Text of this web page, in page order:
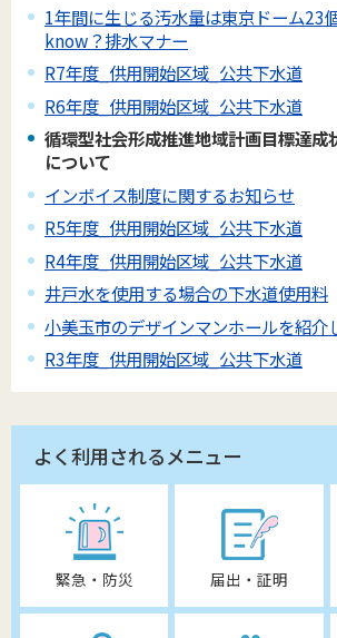
1年間に生じる汚水量は東京ドーム23
know？排水マナー
R7年度_供用開始区域_公共下水道
R6年度_供用開始区域_公共下水道
循環型社会形成推進地域計画目標達成
について
インボイス制度に関するお知らせ
R5年度_供用開始区域_公共下水道
R4年度_供用開始区域_公共下水道
井戸水を使用する場合の下水道使用料
小美玉市のデザインマンホールを紹介
R3年度_供用開始区域_公共下水道
よく利用されるメニュー
緊急・防災 届出・証明